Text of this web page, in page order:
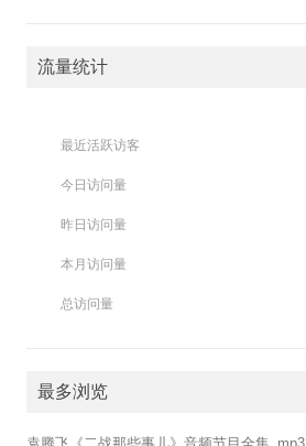
流量统计
最近活跃访客
今日访问量
昨日访问量
本月访问量
总访问量
最多浏览